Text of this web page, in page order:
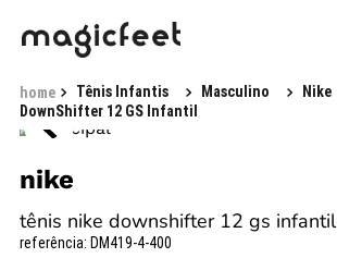
Tênis Infantis Masculino Nike
DownShifter 12 GS Infantil
nike
tênis nike downshifter 12 gs infantil
referência: DM419-4-400